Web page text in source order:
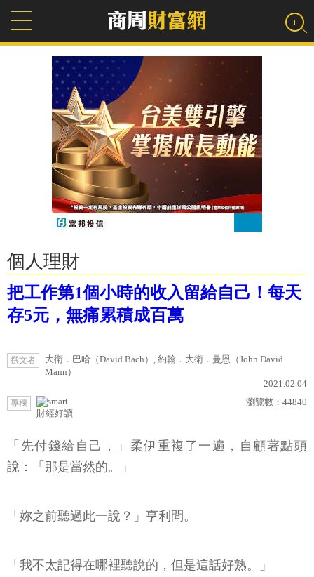
個人理財
把工作第1個小時的收入留給自己！每天
存5元，無痛累積成百萬
撰文者
大衛．巴哈（David Bach）, 約翰．大衛．曼恩（John David
Mann）
2021.02.04
專欄
財經好讀
瀏覽數： 44840
「先付錢給自己，」柔伊重複了一遍，自顧著點頭
說：「那是當然的。」
「妳之前聽過此一說？」亨利問。
「我不太記得在哪裡聽說的，但是這話好熟。」